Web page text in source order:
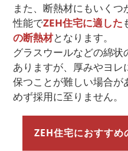
また、断熱材にもいく
性能でZEH住宅に適した
の断熱材となります。
グラスウールなどの綿
ありますが、厚みやヨ
保つことが難しい場合が
めず採用に至りません。
ZEH住宅におすすめ